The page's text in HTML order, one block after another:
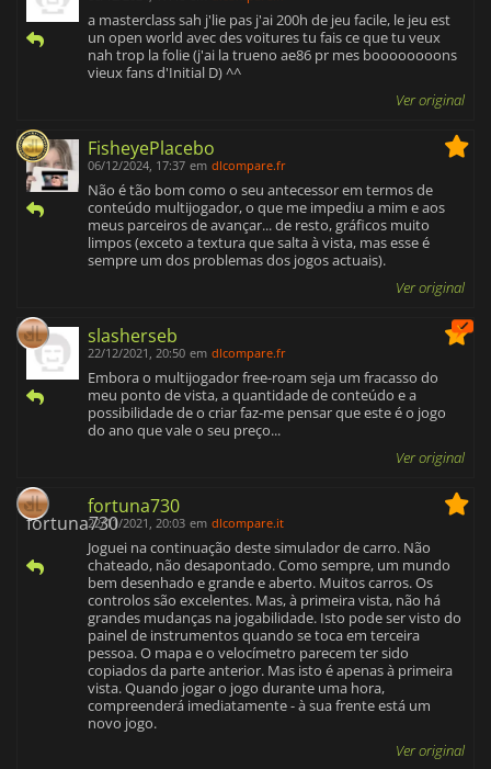
a masterclass sah j'lie pas j'ai 200h de jeu facile, le jeu est
un open world avec des voitures tu fais ce que tu veux
nah trop la folie (j'ai la trueno ae86 pr mes boooooooons
vieux fans d'Initial D) ^^
Ver original
FisheyePlacebo
06/12/2024, 17:37 em dlcompare.fr
Não é tão bom como o seu antecessor em termos de
conteúdo multijogador, o que me impediu a mim e aos
meus parceiros de avançar... de resto, gráficos muito
limpos (exceto a textura que salta à vista, mas esse é
sempre um dos problemas dos jogos actuais).
Ver original
slasherseb
22/12/2021, 20:50 em dlcompare.fr
Embora o multijogador free-roam seja um fracasso do
meu ponto de vista, a quantidade de conteúdo e a
possibilidade de o criar faz-me pensar que este é o jogo
do ano que vale o seu preço...
Ver original
fortuna730
22/11/2021, 20:03 em dlcompare.it
Joguei na continuação deste simulador de carro. Não
chateado, não desapontado. Como sempre, um mundo
bem desenhado e grande e aberto. Muitos carros. Os
controlos são excelentes. Mas, à primeira vista, não há
grandes mudanças na jogabilidade. Isto pode ser visto do
painel de instrumentos quando se toca em terceira
pessoa. O mapa e o velocímetro parecem ter sido
copiados da parte anterior. Mas isto é apenas à primeira
vista. Quando jogar o jogo durante uma hora,
compreenderá imediatamente - à sua frente está um
novo jogo.
Ver original